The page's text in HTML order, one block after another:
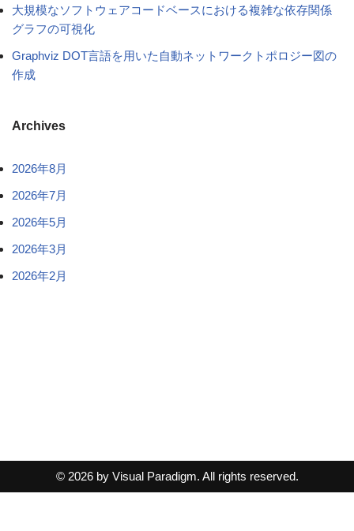
大規模なソフトウェアコードベースにおける複雑な依存関係
グラフの可視化
Graphviz DOT言語を用いた自動ネットワークトポロジー図の
作成
Archives
2026年8月
2026年7月
2026年5月
2026年3月
2026年2月
© 2026 by Visual Paradigm. All rights reserved.